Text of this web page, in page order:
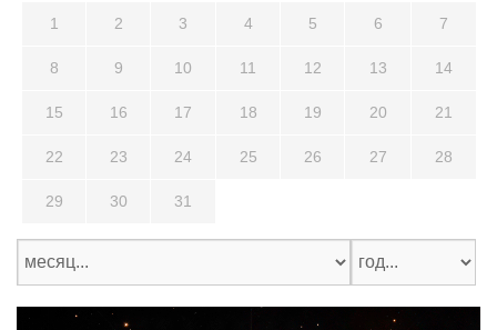
1 2 3 4 5 6 7
8 9 10 11 12 13 14
15 16 17 18 19 20 21
22 23 24 25 26 27 28
29 30 31